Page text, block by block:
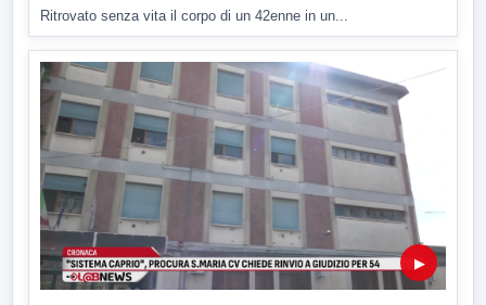
Ritrovato senza vita il corpo di un 42enne in un...
▶